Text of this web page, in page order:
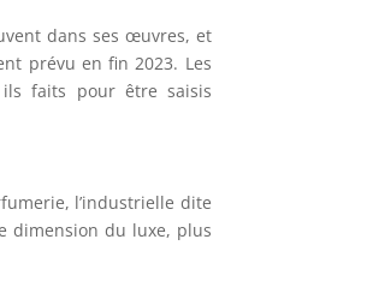
dans ses œuvres, et
prévu en fin 2023. Les
ils faits pour être saisis
l’industrielle dite
dimension du luxe, plus